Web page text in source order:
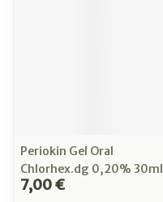
Periokin Gel Oral
Chlorhex.dg 0,20% 30ml
7,00 €